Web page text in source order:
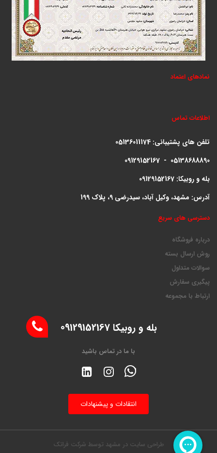
نمادهای اعتماد
اطلاعات تماس
تلفن های پشتیبانی: 05136011174
09129152167 - 05138688890
بله و روبیکا: 09129152167
آدرس: مشهد، وکیل آباد، سیدرضی 9، پلاک 199
دسترسی های سریع
درباره فروشگاه
روش ارسال بسته
سوالات متداول
پیگیری سفارش
ارتباط با مجموعه
بله و روبیکا 09129152167
با ما در تماس باشید
انتقادات و پیشنهادات
طراحی سایت در مشهد توسط شرکت فراتک